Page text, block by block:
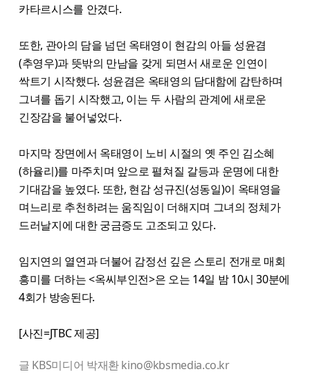
카타르시스를 안겼다.
또한, 관아의 담을 넘던 옥태영이 현감의 아들 성윤겸
(추영우)과 뜻밖의 만남을 갖게 되면서 새로운 인연이
싹트기 시작했다. 성윤겸은 옥태영의 담대함에 감탄하며
그녀를 돕기 시작했고, 이는 두 사람의 관계에 새로운
긴장감을 불어넣었다.
마지막 장면에서 옥태영이 노비 시절의 옛 주인 김소혜
(하율리)를 마주치며 앞으로 펼쳐질 갈등과 운명에 대한
기대감을 높였다. 또한, 현감 성규진(성동일)이 옥태영을
며느리로 추천하려는 움직임이 더해지며 그녀의 정체가
드러날지에 대한 궁금증도 고조되고 있다.
임지연의 열연과 더불어 감정선 깊은 스토리 전개로 매회
흥미를 더하는 <옥씨부인전>은 오는 14일 밤 10시 30분에
4회가 방송된다.
[사진=JTBC 제공]
글 KBS미디어 박재환 kino@kbsmedia.co.kr